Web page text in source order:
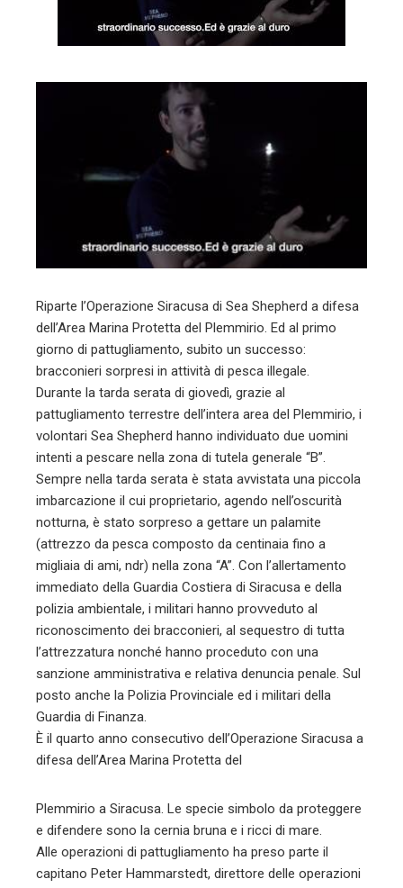
Riparte l’Operazione Siracusa di Sea Shepherd a difesa
dell’Area Marina Protetta del Plemmirio. Ed al primo
giorno di pattugliamento, subito un successo:
bracconieri sorpresi in attività di pesca illegale.
Durante la tarda serata di giovedì, grazie al
pattugliamento terrestre dell’intera area del Plemmirio, i
volontari Sea Shepherd hanno individuato due uomini
intenti a pescare nella zona di tutela generale “B”.
Sempre nella tarda serata è stata avvistata una piccola
imbarcazione il cui proprietario, agendo nell’oscurità
notturna, è stato sorpreso a gettare un palamite
(attrezzo da pesca composto da centinaia fino a
migliaia di ami, ndr) nella zona “A”. Con l’allertamento
immediato della Guardia Costiera di Siracusa e della
polizia ambientale, i militari hanno provveduto al
riconoscimento dei bracconieri, al sequestro di tutta
l’attrezzatura nonché hanno proceduto con una
sanzione amministrativa e relativa denuncia penale. Sul
posto anche la Polizia Provinciale ed i militari della
Guardia di Finanza.
È il quarto anno consecutivo dell’Operazione Siracusa a
difesa dell’Area Marina Protetta del
Plemmirio a Siracusa. Le specie simbolo da proteggere
e difendere sono la cernia bruna e i ricci di mare.
Alle operazioni di pattugliamento ha preso parte il
capitano Peter Hammarstedt, direttore delle operazioni